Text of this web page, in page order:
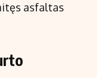
asfaltas